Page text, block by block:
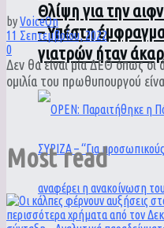
Θλίψη για την
– Υπέστη
γιατρών ήταν
byVoiceOn
11 Σεπτεμβρίου, 2022
0
Δεν θα είναι μία ΔΕΘ όπως
ομιλία του πρωθυπουργού
Most read